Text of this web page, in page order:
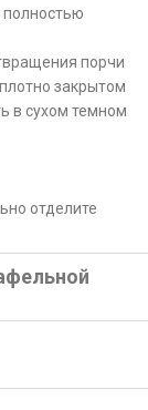
полностью
порчи
закрытом
в сухом темном
отделите